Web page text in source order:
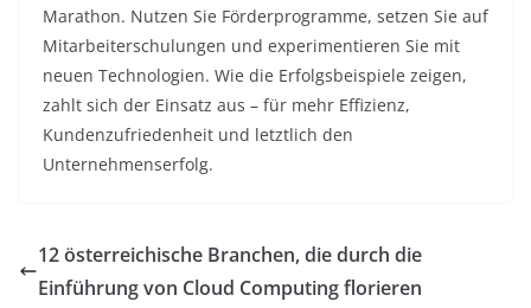
Marathon. Nutzen Sie Förderprogramme, setzen Sie auf
Mitarbeiterschulungen und experimentieren Sie mit
neuen Technologien. Wie die Erfolgsbeispiele zeigen,
zahlt sich der Einsatz aus – für mehr Effizienz,
Kundenzufriedenheit und letztlich den
Unternehmenserfolg.
12 österreichische Branchen, die durch die
Einführung von Cloud Computing florieren